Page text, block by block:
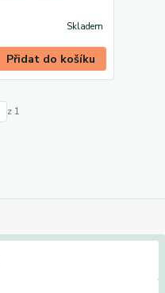
Skladem
Přidat do košíku
z 1